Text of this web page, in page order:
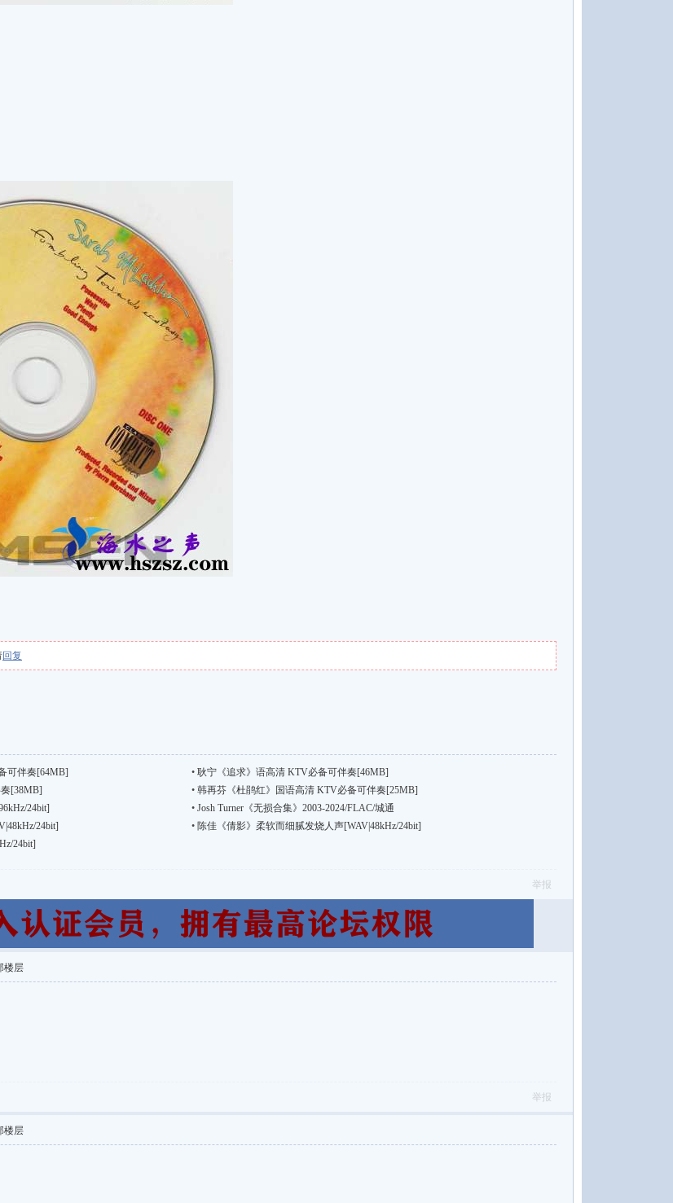
回复
可伴奏[64MB] • 耿宁《追求》语高清 KTV必备可伴奏[46MB]
[38MB] • 韩再芬《杜鹃红》国语高清 KTV必备可伴奏[25MB]
24bit] • Josh Turner《无损合集》2003-2024/FLAC/城通
24bit] • 陈佳《倩影》柔软而细腻发烧人声[WAV|48kHz/24bit]
24bit]
举报
楼层
举报
楼层